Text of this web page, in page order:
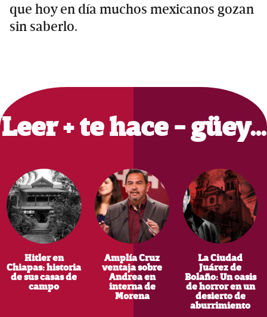
que hoy en día muchos mexicanos gozan
sin saberlo.
Primary
Sidebar
Leer + te hace - güey…
Hitler en
Chiapas: historia
de sus casas de
campo
Amplía Cruz
ventaja sobre
Andrea en
interna de
Morena
La Ciudad
Juárez de
Bolaño: Un oasis
de horror en un
desierto de
aburrimiento